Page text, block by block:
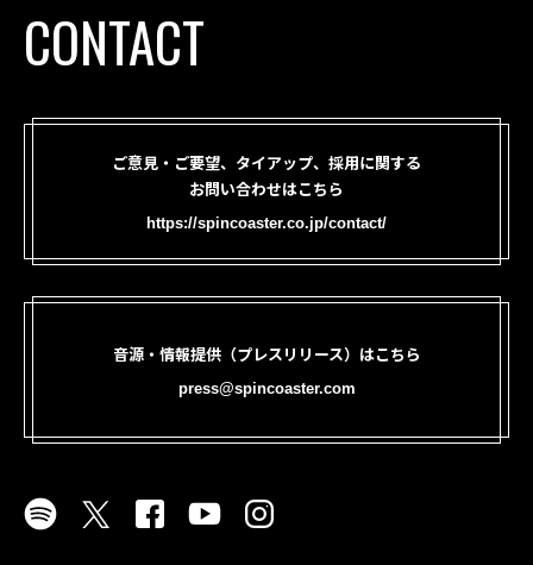
CONTACT
ご意見・ご要望、タイアップ、採用に関する
お問い合わせはこちら
https://spincoaster.co.jp/contact/
音源・情報提供（プレスリリース）はこちら
press@spincoaster.com